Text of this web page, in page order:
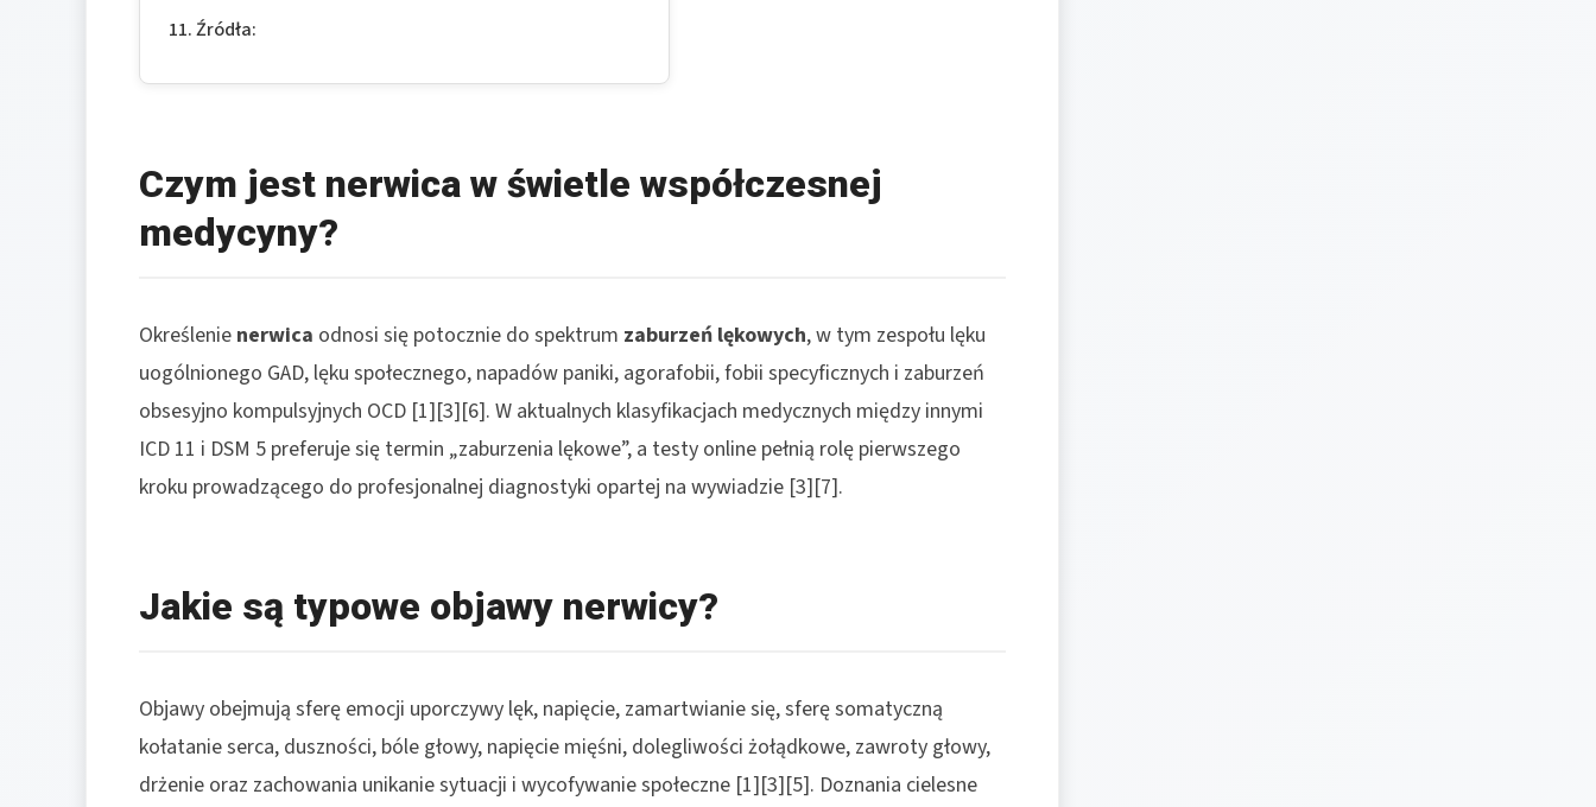
Źródła:
Czym jest nerwica w świetle współczesnej
medycyny?
Określenie nerwica odnosi się potocznie do spektrum zaburzeń lękowych, w tym zespołu lęku
uogólnionego GAD, lęku społecznego, napadów paniki, agorafobii, fobii specyficznych i zaburzeń
obsesyjno kompulsyjnych OCD [1][3][6]. W aktualnych klasyfikacjach medycznych między innymi
ICD 11 i DSM 5 preferuje się termin „zaburzenia lękowe”, a testy online pełnią rolę pierwszego
kroku prowadzącego do profesjonalnej diagnostyki opartej na wywiadzie [3][7].
Jakie są typowe objawy nerwicy?
Objawy obejmują sferę emocji uporczywy lęk, napięcie, zamartwianie się, sferę somatyczną
kołatanie serca, duszności, bóle głowy, napięcie mięśni, dolegliwości żołądkowe, zawroty głowy,
drżenie oraz zachowania unikanie sytuacji i wycofywanie społeczne [1][3][5]. Doznania cielesne